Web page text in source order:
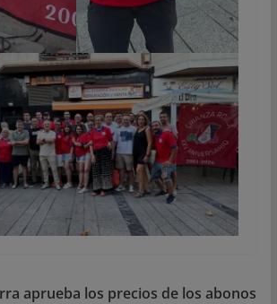
aprueba los precios de los abonos